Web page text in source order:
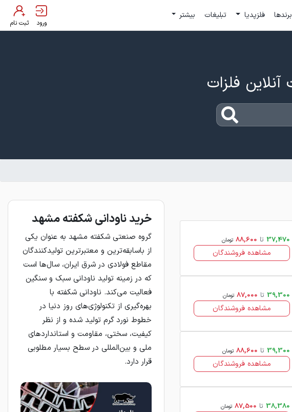
برندها فلزپدیا تبلیغات بیشتر
ورود ثبت نام
37,470 تا 88,600 تومان
مشاهده فروشندگان
39,300 تا 87,000 تومان
مشاهده فروشندگان
39,300 تا 88,600 تومان
مشاهده فروشندگان
38,380 تا 87,500 تومان
خرید ناودانی شکفته مشهد
گروه صنعتی شکفته مشهد به عنوان یکی
از باسابقه‌ترین و معتبرترین تولیدکنندگان
مقاطع فولادی در شرق ایران، سال‌ها است
که در زمینه تولید ناودانی سبک و سنگین
فعالیت می‌کند. ناودانی شکفته با
بهره‌گیری از تکنولوژی‌های روز دنیا در
خطوط نورد گرم تولید شده و از نظر
کیفیت، سختی، مقاومت و استانداردهای
ملی و بین‌المللی در سطح بسیار مطلوبی
قرار دارد.